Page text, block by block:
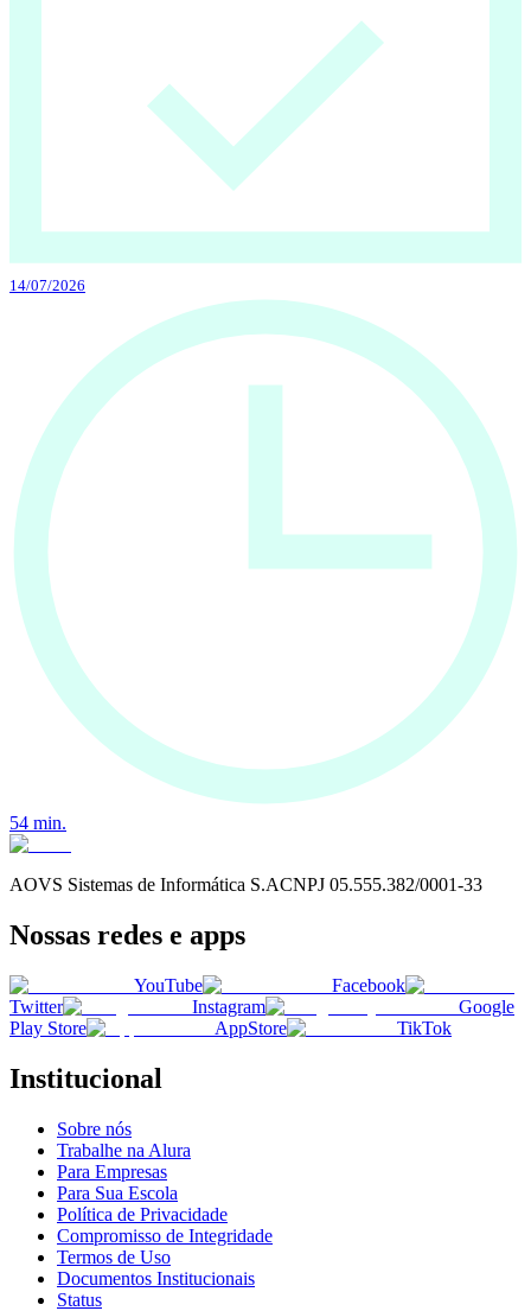
14/07/2026
54 min.
AOVS Sistemas de Informática S.ACNPJ 05.555.382/0001-33
Nossas redes e apps
YouTube
Facebook
Twitter
Instagram
Google
Play Store
AppStore TikTok
Institucional
Sobre nós
Trabalhe na Alura
Para Empresas
Para Sua Escola
Política de Privacidade
Compromisso de Integridade
Termos de Uso
Documentos Institucionais
Status